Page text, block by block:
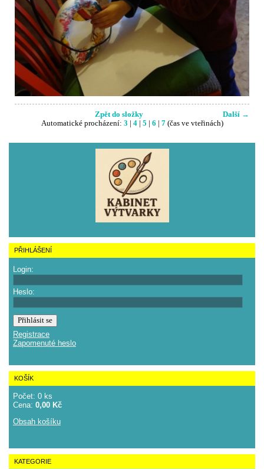
Další →
Zpět do složky
Automatické procházení: 3 4| 5 6 7(čas ve vteřinách)
PŘIHLÁŠENÍ
Login:
Heslo:
Registrace
Zapomenuté heslo
KOŠÍK
Počet: 0 ks
Cena: 0,00 Kč
Obsah košíku
KATEGORIE